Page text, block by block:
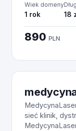
Wiek domeny
1 rok 18
890 PLN
sieć klinik,